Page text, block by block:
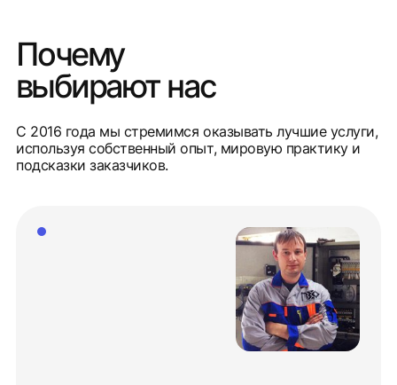
Почему
выбирают нас
С 2016 года мы стремимся оказывать лучшие услуги,
используя собственный опыт, мировую практику и
подсказки заказчиков.